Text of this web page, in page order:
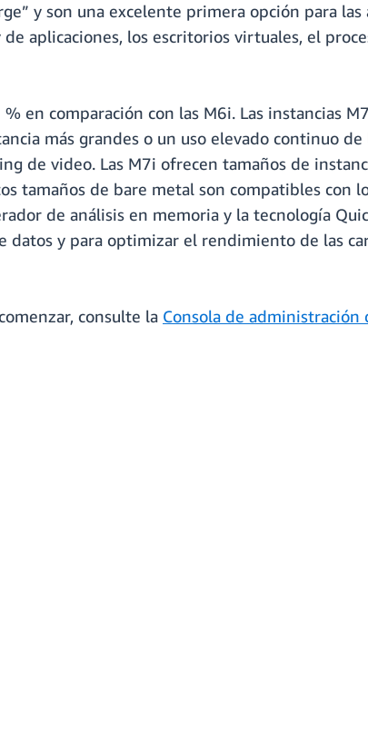
y son una excelente primera opción para las
aplicaciones, los escritorios virtuales, el
en comparación con las M6i. Las instancias
más grandes o un uso elevado continuo de
de video. Las M7i ofrecen tamaños de
tamaños de bare metal son compatibles con
de análisis en memoria y la tecnología
datos y para optimizar el rendimiento de las
consulte la Consola de administración